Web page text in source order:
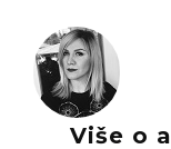
Više o